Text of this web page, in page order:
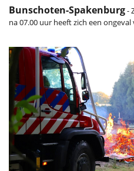
Bunschoten-Spakenburg-
na 07.00 uur heeft zich een